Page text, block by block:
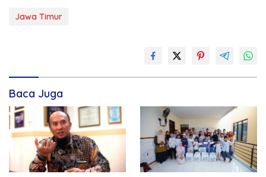
Jawa Timur
Baca Juga